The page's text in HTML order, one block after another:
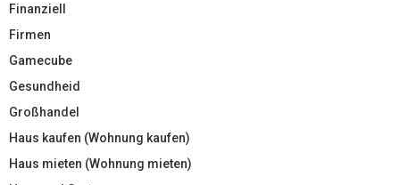
Finanziell
Firmen
Gamecube
Gesundheid
Großhandel
Haus kaufen (Wohnung kaufen)
Haus mieten (Wohnung mieten)